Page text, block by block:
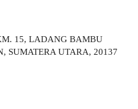
15, LADANG BAMBU
SUMATERA UTARA, 20137